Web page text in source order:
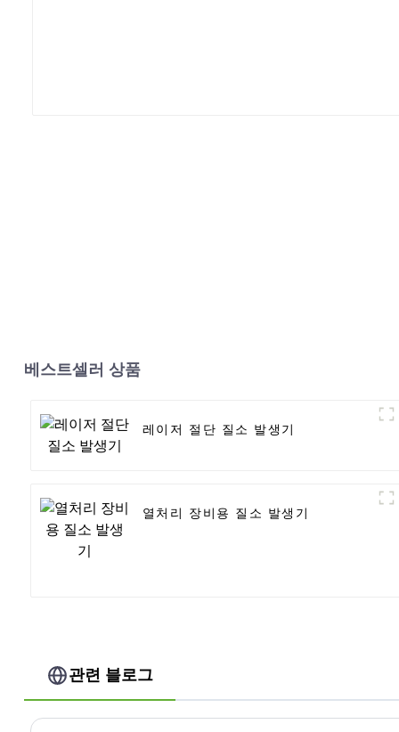
베스트셀러 상품
레이저 절단 질소 발생기
열처리 장비용 질소 발생기
관련 블로그